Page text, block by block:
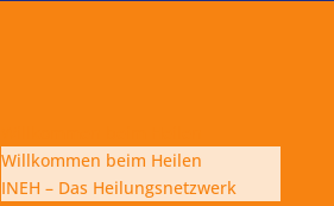
Willkommen beim Heilen
INEH – Das Heilungsnetzwerk